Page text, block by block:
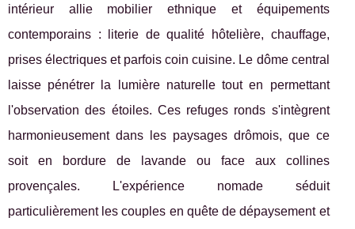
intérieur allie mobilier ethnique et équipements
contemporains : literie de qualité hôtelière, chauffage,
prises électriques et parfois coin cuisine. Le dôme central
laisse pénétrer la lumière naturelle tout en permettant
l'observation des étoiles. Ces refuges ronds s'intègrent
harmonieusement dans les paysages drômois, que ce
soit en bordure de lavande ou face aux collines
provençales. L'expérience nomade séduit
particulièrement les couples en quête de dépaysement et